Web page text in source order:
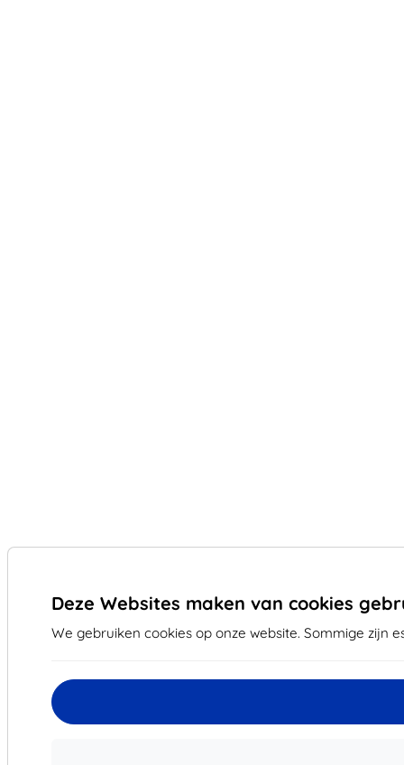
Deze Websites maken van cookies
We gebruiken cookies op onze website. Sommige